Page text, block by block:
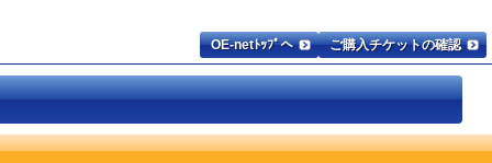
ご購入チケットの確認
OE-netﾄｯﾌﾟへ